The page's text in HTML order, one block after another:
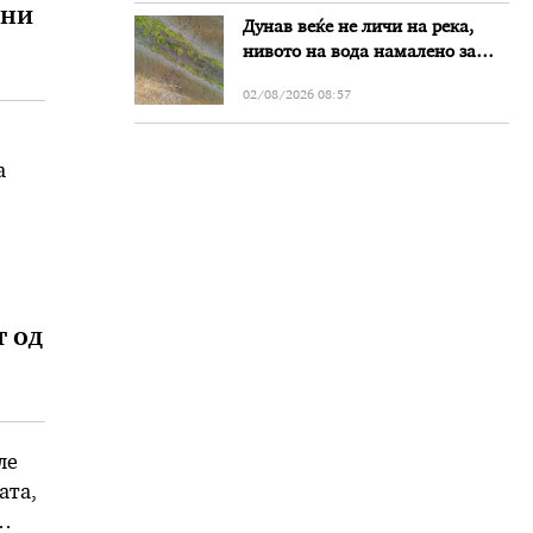
од
Дунав веќе не личи на река,
нивото на вода намалено за
02/08/2026 08:57